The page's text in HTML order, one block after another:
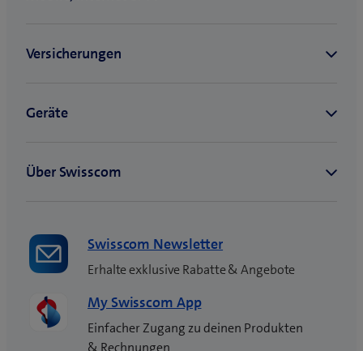
Swisscom Newsletter
Erhalte exklusive Rabatte & Angebote
My Swisscom App
Einfacher Zugang zu deinen Produkten
& Rechnungen